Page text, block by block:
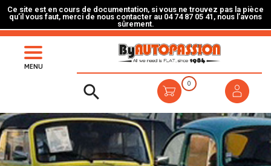
Ce site est en cours de documentation, si vous ne trouvez pas la pièce
qu’il vous faut, merci de nous contacter au 04 74 87 05 41, nous l’avons
sûrement.
MENU
 0